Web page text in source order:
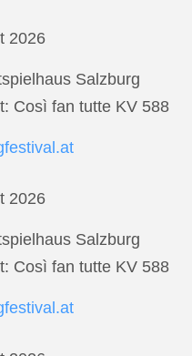
2026
Salzburg
Così fan tutte KV 588
2026
Salzburg
Così fan tutte KV 588